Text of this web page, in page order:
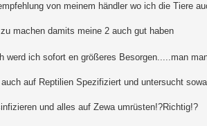
von meinem händler wo ich die Tiere
machen damits meine 2 auch gut haben
werd ich sofort en größeres Besorgen.....man
auf Reptilien Spezifiziert und untersucht
und alles auf Zewa umrüsten!?Richtig!?